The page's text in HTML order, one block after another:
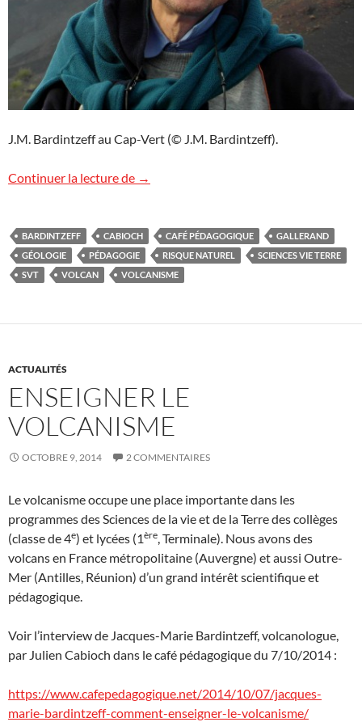
J.M. Bardintzeff au Cap-Vert (© J.M. Bardintzeff).
Continuer la lecture de L’Expresso du Café Pédagogique
→
BARDINTZEFF CABIOCH CAFÉ PÉDAGOGIQUE
GALLERAND
GÉOLOGIE
PÉDAGOGIE RISQUE NATUREL
SCIENCES VIE TERRE
SVT
VOLCAN VOLCANISME
ACTUALITÉS
ENSEIGNER LE
VOLCANISME
OCTOBRE 9, 2014 2 COMMENTAIRES
Le volcanisme occupe une place importante dans les
programmes des Sciences de la vie et de la Terre des collèges
(classe de 4e) et lycées (1ère, Terminale). Nous avons des
volcans en France métropolitaine (Auvergne) et aussi Outre-
Mer (Antilles, Réunion) d’un grand intérêt scientifique et
pédagogique.
Voir l’interview de Jacques-Marie Bardintzeff, volcanologue,
par Julien Cabioch dans le café pédagogique du 7/10/2014 :
https://www.cafepedagogique.net/2014/10/07/jacques-
marie-bardintzeff-comment-enseigner-le-volcanisme/